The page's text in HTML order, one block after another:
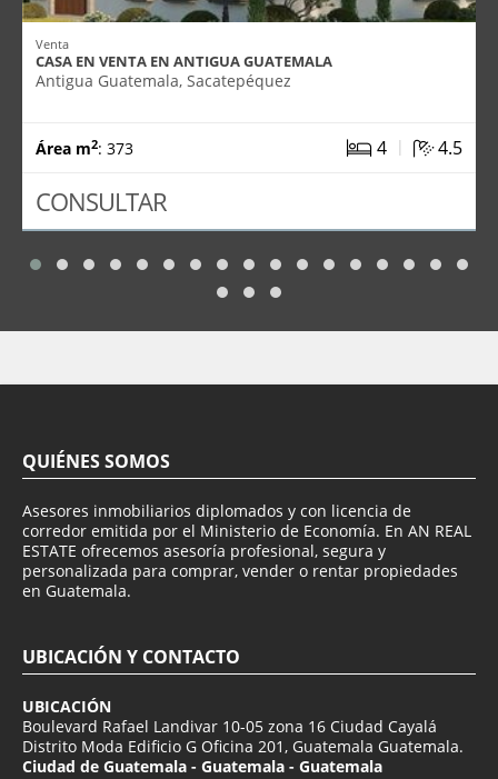
Venta
CASA EN VENTA EN ANTIGUA GUATEMALA
Antigua Guatemala, Sacatepéquez
Área m2: 373 4 | 4.5
CONSULTAR
QUIÉNES SOMOS
Asesores inmobiliarios diplomados y con licencia de
corredor emitida por el Ministerio de Economía. En AN REAL
ESTATE ofrecemos asesoría profesional, segura y
personalizada para comprar, vender o rentar propiedades
en Guatemala.
UBICACIÓN Y CONTACTO
UBICACIÓN
Boulevard Rafael Landivar 10-05 zona 16 Ciudad Cayalá
Distrito Moda Edificio G Oficina 201, Guatemala Guatemala.
Ciudad de Guatemala - Guatemala - Guatemala